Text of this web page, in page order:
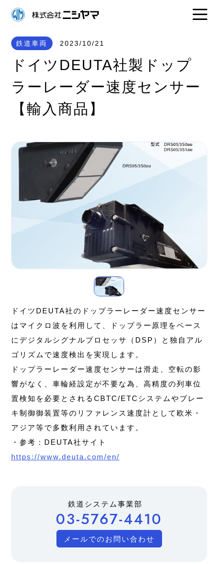
鉄道車両 2023/10/21
ドイツDEUTA社製ドップ
ラーレーダー速度センサー
【輸入商品】
ドイツDEUTA社のドップラーレーダー速度センサー
はマイクロ波を利用して、ドップラー原理をベース
にデジタルシグナルプロセッサ（DSP）と独自アル
ゴリズムで速度検出を実現します。
ドップラーレーダー速度センサーは滑走、空転の影
響がなく、車輪経設定が不要な為、高精度の列車位
置検知を必要とされるCBTC/ETCシステムやブレー
キ制御御装置等のリファレンス速度計として欧米・
アジア等で多数利用されています。
・参考：DEUTA社サイト
https://www.deuta.com/en/
鉄道システム事業部
03-5767-4410
メールでのお問い合わせ